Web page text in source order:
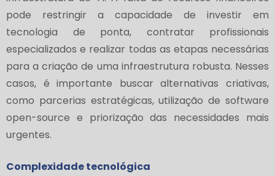
pode restringir a capacidade de investir em
tecnologia de ponta, contratar profissionais
especializados e realizar todas as etapas necessárias
para a criação de uma infraestrutura robusta. Nesses
casos, é importante buscar alternativas criativas,
como parcerias estratégicas, utilização de software
open-source e priorização das necessidades mais
urgentes.
Complexidade tecnológica